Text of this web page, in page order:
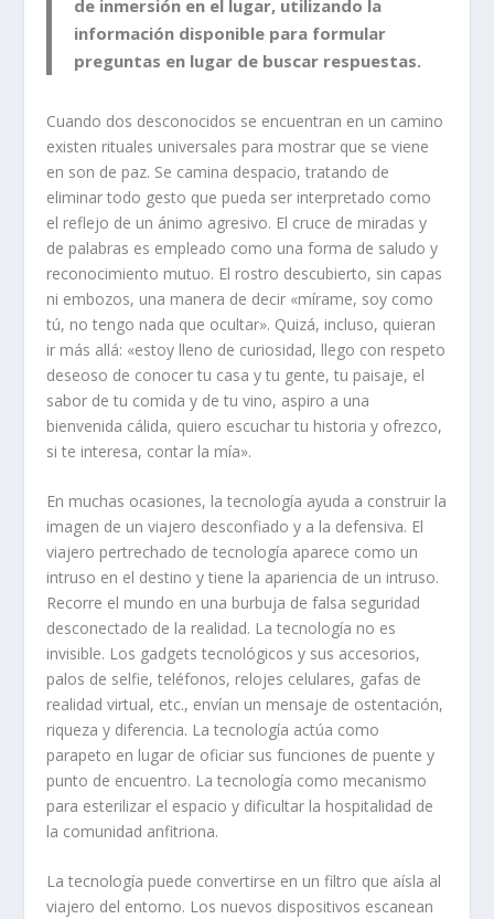
de inmersión en el lugar, utilizando la
información disponible para formular
preguntas en lugar de buscar respuestas.
Cuando dos desconocidos se encuentran en un camino
existen rituales universales para mostrar que se viene
en son de paz. Se camina despacio, tratando de
eliminar todo gesto que pueda ser interpretado como
el reflejo de un ánimo agresivo. El cruce de miradas y
de palabras es empleado como una forma de saludo y
reconocimiento mutuo. El rostro descubierto, sin capas
ni embozos, una manera de decir «mírame, soy como
tú, no tengo nada que ocultar». Quizá, incluso, quieran
ir más allá: «estoy lleno de curiosidad, llego con respeto
deseoso de conocer tu casa y tu gente, tu paisaje, el
sabor de tu comida y de tu vino, aspiro a una
bienvenida cálida, quiero escuchar tu historia y ofrezco,
si te interesa, contar la mía».
En muchas ocasiones, la tecnología ayuda a construir la
imagen de un viajero desconfiado y a la defensiva. El
viajero pertrechado de tecnología aparece como un
intruso en el destino y tiene la apariencia de un intruso.
Recorre el mundo en una burbuja de falsa seguridad
desconectado de la realidad. La tecnología no es
invisible. Los gadgets tecnológicos y sus accesorios,
palos de selfie, teléfonos, relojes celulares, gafas de
realidad virtual, etc., envían un mensaje de ostentación,
riqueza y diferencia. La tecnología actúa como
parapeto en lugar de oficiar sus funciones de puente y
punto de encuentro. La tecnología como mecanismo
para esterilizar el espacio y dificultar la hospitalidad de
la comunidad anfitriona.
La tecnología puede convertirse en un filtro que aísla al
viajero del entorno. Los nuevos dispositivos escanean